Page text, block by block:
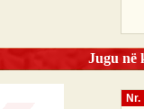
Jugu në
Nr.